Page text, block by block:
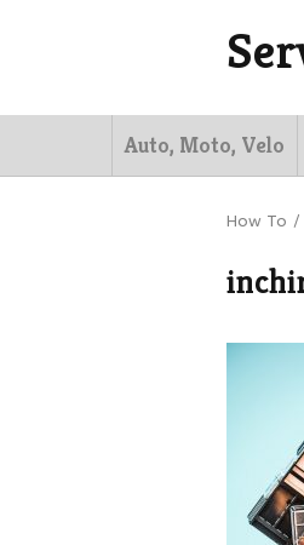
Auto, Moto, Velo
How To /